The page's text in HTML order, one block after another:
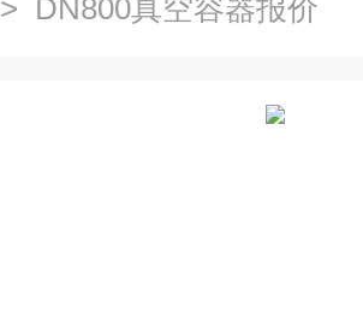
> DN800真空容器报价